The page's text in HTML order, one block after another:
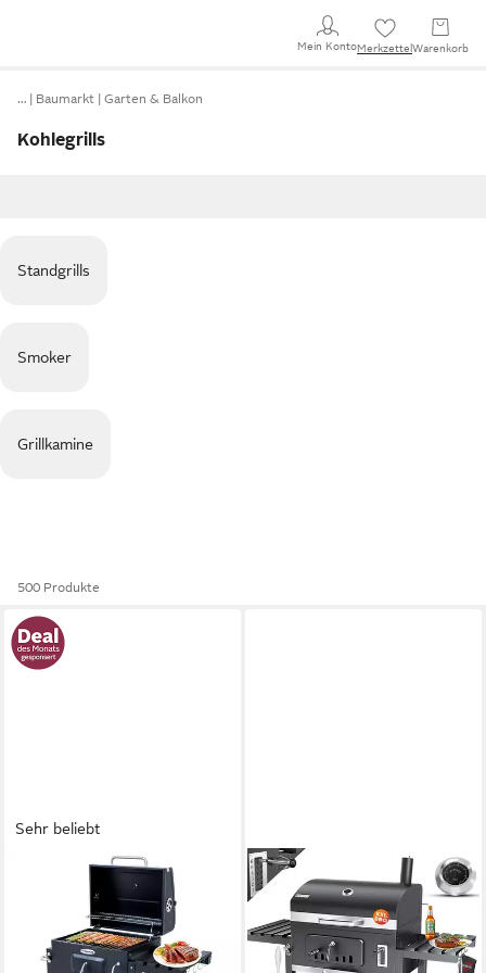
Mein KontoMerkzettel Warenkorb
… Baumarkt Garten & Balkon
Kohlegrills
Standgrills
Smoker
Grillkamine
500 Produkte
Sehr beliebt
Holzkohlegrill mit Deckel &
Grillabdeckungen Wasserfest,
Grillfläche: 56 × 42.5 cm,
KESSER
Holzkohlegrill Grill Grillwagen
BBQ Smoker XXL
Holzkohlegrill mit Deckel,